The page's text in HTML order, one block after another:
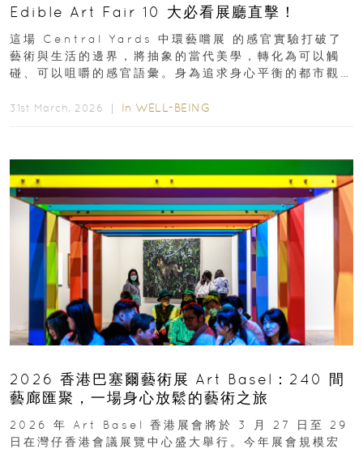
Edible Art Fair 10 大必看展廳直擊！
這場 Central Yards 中環藝嚐展 的感官實驗打破了
藝術與生活的邊界，將抽象的當代美學，轉化為可以觸
碰、可以咀嚼的感官語彙。身為追求身心平衡的都市觀
31st March, 2026 ｜ In WELL-BEING
2026 香港巴塞爾藝術展 Art Basel：240 間
藝廊匯聚，一場身心放鬆的藝術之旅
2026 年 Art Basel 香港展會將於 3 月 27 日至 29
日在灣仔香港會議展覽中心盛大舉行。今年展會規模宏